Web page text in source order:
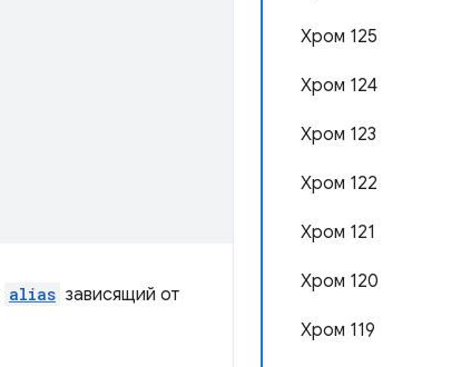
Хром 125
Хром 124
Хром 123
Хром 122
Хром 121
Хром 120
Хром 119
alias зависящий от